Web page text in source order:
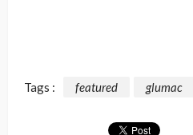
Tags : featured glumac